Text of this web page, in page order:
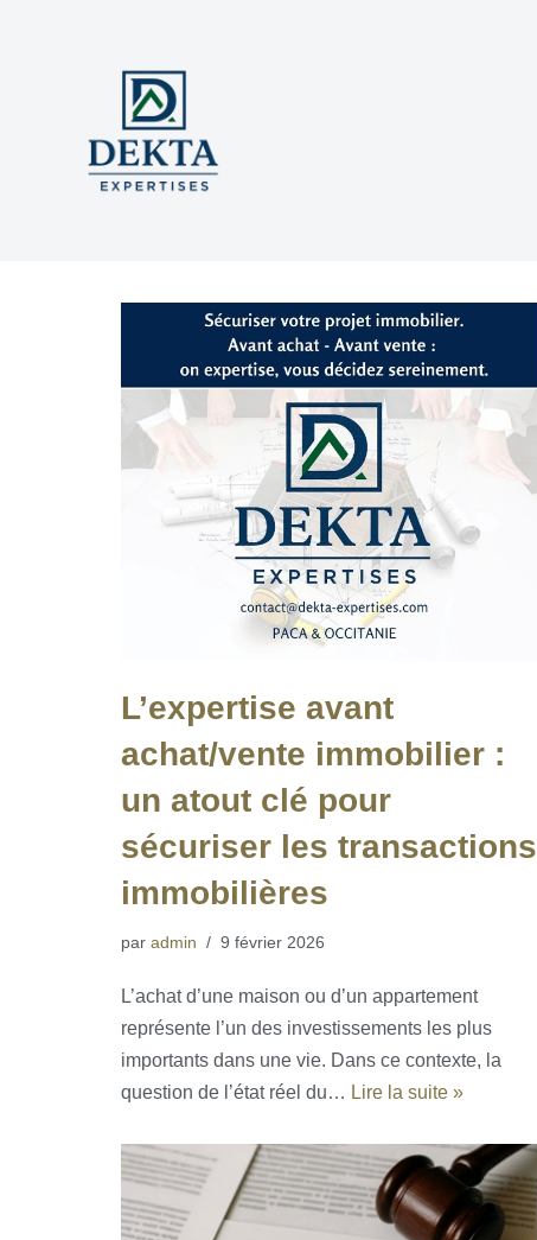
L’expertise avant
achat/vente immobilier :
un atout clé pour
sécuriser les transactions
immobilières
par admin 9 février 2026
L’achat d’une maison ou d’un appartement
représente l’un des investissements les plus
importants dans une vie. Dans ce contexte, la
question de l’état réel du… Lire la suite »